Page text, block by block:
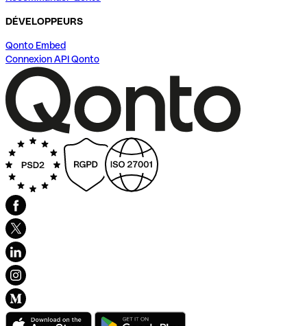
DÉVELOPPEURS
Qonto Embed
Connexion API Qonto